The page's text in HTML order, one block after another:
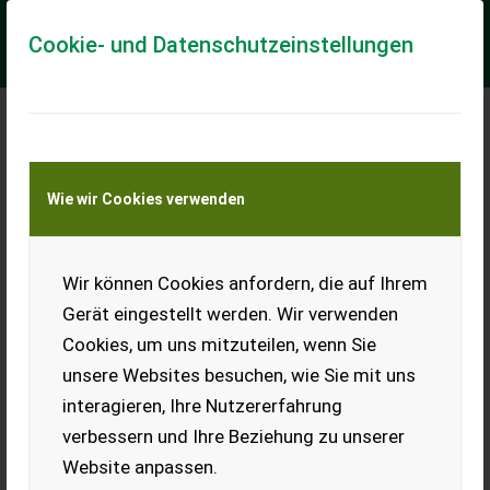
Cookie- und Datenschutzeinstellungen
Wie wir Cookies verwenden
Wir können Cookies anfordern, die auf Ihrem
Gerät eingestellt werden. Wir verwenden
Cookies, um uns mitzuteilen, wenn Sie
unsere Websites besuchen, wie Sie mit uns
interagieren, Ihre Nutzererfahrung
verbessern und Ihre Beziehung zu unserer
Website anpassen.
Meine Transportkostenanfrage
Transport von Land- und Baumaschinen –
KEINE Tiertransporte
Bio Winterwicke-
Roggen-Gemenge
Verkaufe Bio Winterwicke-
Roggen-Gemenge, gereinigt.
EUR 0